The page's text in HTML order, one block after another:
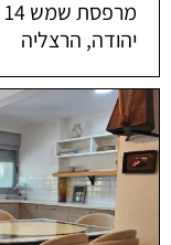
יהודה, הרצליה